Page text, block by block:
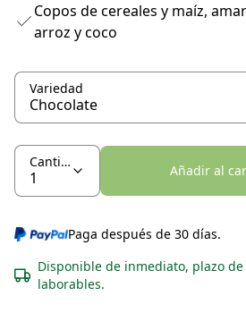
Copos de cereales y maíz,
arroz y coco
Variedad
Cantidad
Añadir al
Paga después de 30 días.
Disponible de inmediato, plazo
laborables.